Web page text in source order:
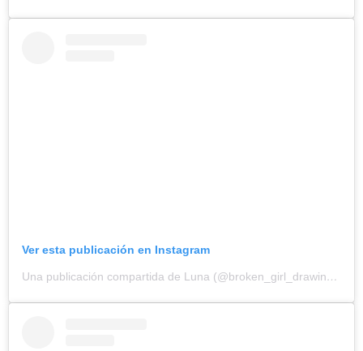
Ver esta publicación en Instagram
Una publicación compartida de Luna (@broken_girl_drawings)